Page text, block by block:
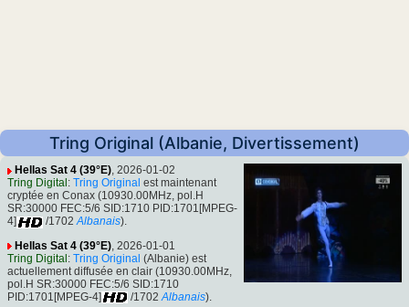
Tring Original (Albanie, Divertissement)
Hellas Sat 4 (39°E), 2026-01-02
Tring Digital : Tring Original est maintenant
cryptée en Conax (10930.00MHz, pol.H
SR:30000 FEC:5/6 SID:1710 PID:1701[MPEG-
4]
/1702 Albanais).
Hellas Sat 4 (39°E) , 2026-01-01
Tring Digital: Tring Original (Albanie) est
actuellement diffusée en clair (10930.00MHz,
pol.H SR:30000 FEC:5/6 SID:1710
PID:1701[MPEG-4]
/1702 Albanais).